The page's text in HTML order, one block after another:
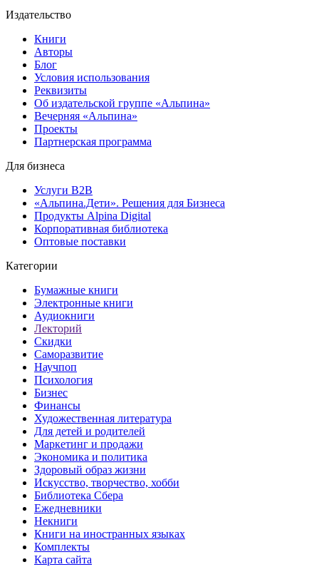
Издательство
Книги
Авторы
Блог
Условия использования
Реквизиты
Об издательской группе «Альпина»
Вечерняя «Альпина»
Проекты
Партнерская программа
Для бизнеса
Услуги B2B
«Альпина.Дети». Решения для Бизнеса
Продукты Alpina Digital
Корпоративная библиотека
Оптовые поставки
Категории
Бумажные книги
Электронные книги
Аудиокниги
Лекторий
Скидки
Саморазвитие
Научпоп
Психология
Бизнес
Финансы
Художественная литература
Для детей и родителей
Маркетинг и продажи
Экономика и политика
Здоровый образ жизни
Искусство, творчество, хобби
Библиотека Сбера
Ежедневники
Некниги
Книги на иностранных языках
Комплекты
Карта сайта